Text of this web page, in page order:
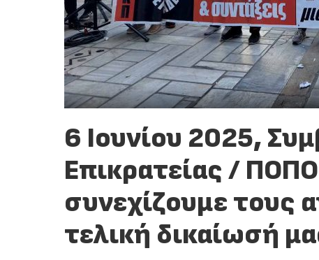
6 Ιουνίου 2025,
Επικρατείας /
συνεχίζουμε τους
τελική δικαίωσή